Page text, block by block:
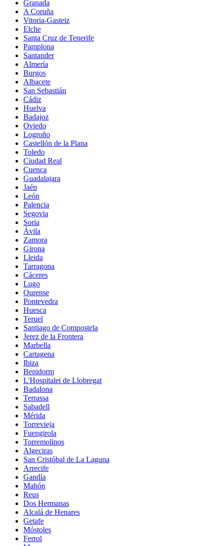
Granada
A Coruña
Vitoria-Gasteiz
Elche
Santa Cruz de Tenerife
Pamplona
Santander
Almería
Burgos
Albacete
San Sebastián
Cádiz
Huelva
Badajoz
Oviedo
Logroño
Castellón de la Plana
Toledo
Ciudad Real
Cuenca
Guadalajara
Jaén
León
Palencia
Segovia
Soria
Ávila
Zamora
Girona
Lleida
Tarragona
Cáceres
Lugo
Ourense
Pontevedra
Huesca
Teruel
Santiago de Compostela
Jerez de la Frontera
Marbella
Cartagena
Ibiza
Benidorm
L'Hospitalet de Llobregat
Badalona
Terrassa
Sabadell
Mérida
Torrevieja
Fuengirola
Torremolinos
Algeciras
San Cristóbal de La Laguna
Arrecife
Gandía
Mahón
Reus
Dos Hermanas
Alcalá de Henares
Getafe
Móstoles
Ferrol